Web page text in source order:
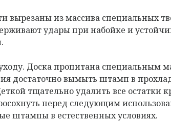
вырезаны из массива специальных
удары при набойке и
Доска пропитана специальным
достаточно вымыть штамп в
тщательно удалить все остатки
перед следующим
штампы в естественных условиях.